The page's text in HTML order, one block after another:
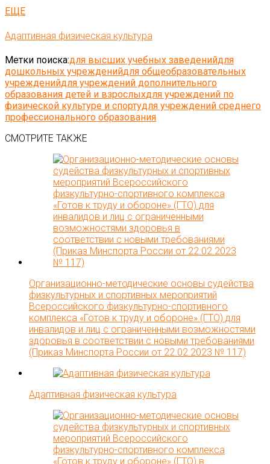
ЕЩЕ
Адаптивная физическая культура
Метки поиска:для высших учебных заведенийдля
дошкольных учрежденийдля общеобразовательных
учрежденийдля учреждений дополнительного
образования детей и взрослыхдля учреждений по
физической культуре и спортудля учреждений среднего
профессионального образования
СМОТРИТЕ ТАКЖЕ
Организационно-методические основы судейства
физкультурных и спортивных мероприятий
Всероссийского физкультурно-спортивного
комплекса «Готов к труду и обороне» (ГТО) для
инвалидов и лиц с ограниченными возможностями
здоровья в соответствии с новыми требованиями
(Приказ Минспорта России от 22.02.2023 № 117)
Адаптивная физическая культура